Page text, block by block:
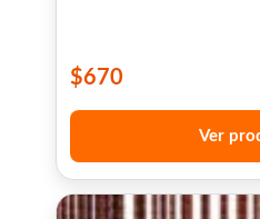
$670
Ver